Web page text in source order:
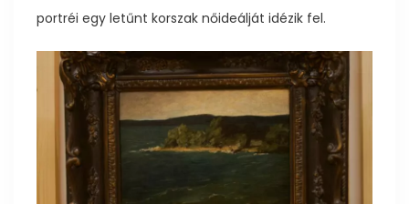
portréi egy letűnt korszak nőideálját idézik fel.